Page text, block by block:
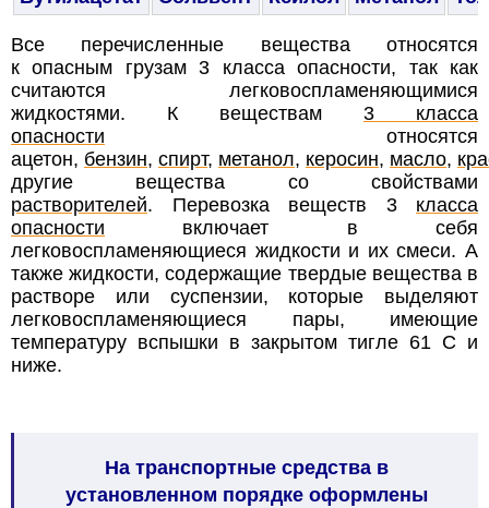
Все перечисленные вещества относятся
к опасным грузам 3 класса опасности, так как
считаются легковоспламеняющимися
жидкостями. К веществам 3 класса
опасности относятся
ацетон, бензин, спирт, метанол, керосин, масло,
другие вещества со свойствами
растворителей. Перевозка веществ 3 класса
опасности включает в себя
легковоспламеняющиеся жидкости и их смеси. А
также жидкости, содержащие твердые вещества в
растворе или суспензии, которые выделяют
легковоспламеняющиеся пары, имеющие
температуру вспышки в закрытом тигле 61 С и
ниже.
На транспортные средства в
установленном порядке оформлены